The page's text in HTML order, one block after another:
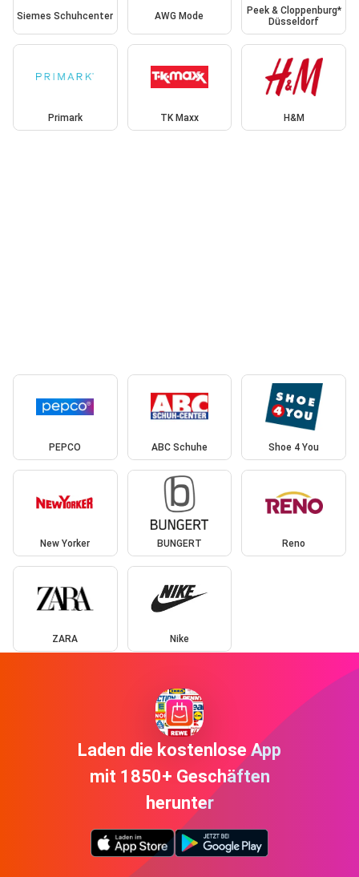
Siemes Schuhcenter AWG Mode
Peek & Cloppenburg*
Düsseldorf
Primark TK Maxx H&M
PEPCO ABC Schuhe Shoe 4 You
New Yorker BUNGERT Reno
ZARA Nike
Laden die kostenlose App
mit 1850+ Geschäften
herunter